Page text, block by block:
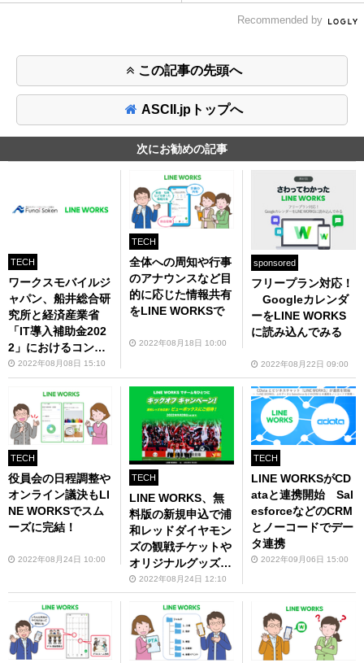
Recommended by
この記事の先頭へ
ASCII.jpトップへ
次にお勧めの記事
TECH
ワークスモバイルジ
ャパン、船井総合研
究所と経済産業省
「IT導入補助金202
2」におけるコンソ
ーシアム契約を締
結 LINE WORKS
導入費用の2／3が補
助金となる可能性
2022年08月08日 15:10
TECH
全体への周知や行事
のアナウンスなど目
的に応じた情報共有
をLINE WORKSで
2022年08月18日 10:00
sponsored
フリープラン対応！
Googleカレンダ
ーをLINE WORKS
に読み込んでみる
2022年08月22日 09:00
TECH
役員会の日程調整や
オンライン議決もLI
NE WORKSでスム
ーズに完結！
2022年08月24日 10:00
TECH
LINE WORKS、無
料版の新規申込で浦
和レッドダイヤモン
ズの観戦チケットや
オリジナルグッズが
当たる「キックオフ
キャンペーン」開催
2022年08月24日 12:10
TECH
LINE WORKSがCD
ataと連携開始 Sal
esforceなどのCRM
とノーコードでデー
タ連携
2022年09月06日 15:00